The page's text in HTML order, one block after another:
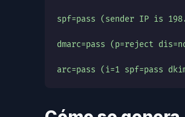
spf=pass (sender IP is
dmarc=pass (p=reject
arc=pass (i=1 spf=pass